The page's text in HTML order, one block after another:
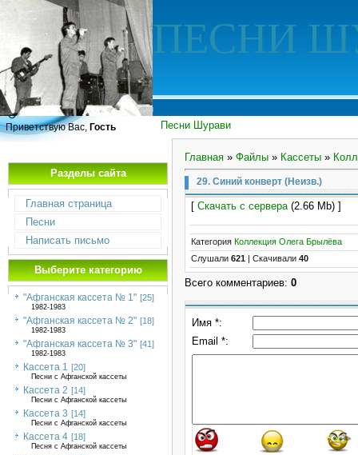
ПЕСНИ
Песни Шурави
Приветствую Вас, Гость
Разделы сайта
Главная страница
Песни
Написать письмо
Выберите категорию
"Афганская кассета № 1" [25]
1982-1983
"Афганская кассета № 2" [18]
1982-1983
"Афганская кассета № 3" [41]
1982-1983
Кассета 1 [20]
Песни с Афганской кассеты
Кассета 2 [14]
Песни с Афганской кассеты
Кассета 3 [14]
Песни с Афганской кассеты
Кассета 4 [18]
Песня с Афганской кассеты
Главная » Файлы » Кассеты »
29. Синий конверт (Неизв.)
[ Скачать с сервера(2.66 Mb) ]
Категория Коллекция Олега Брылёва
Слушали 621 Скачивали 40
Всего комментариев: 0
Имя *:
Email *: